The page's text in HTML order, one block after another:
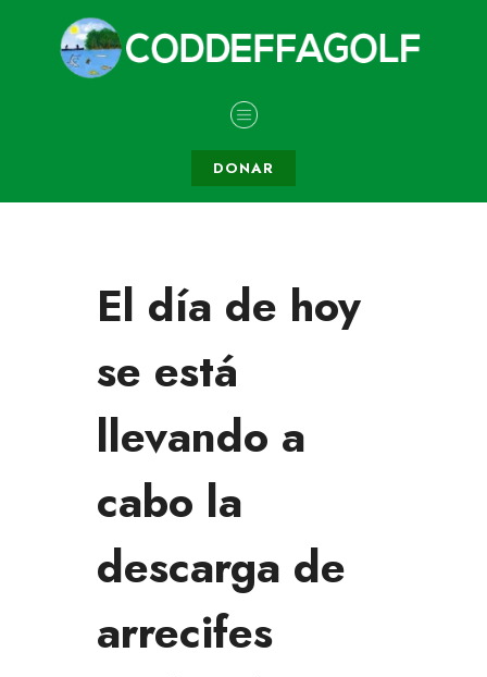
DONAR
El día de hoy
se está
llevando a
cabo la
descarga de
arrecifes